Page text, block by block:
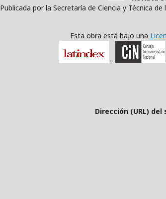
Publicada por la Secretaría de Ciencia y Técnica
Esta obra está bajo una
-
Dirección (URL) del